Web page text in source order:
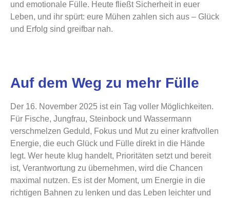
und emotionale Fülle. Heute fließt Sicherheit in euer
Leben, und ihr spürt: eure Mühen zahlen sich aus – Glück
und Erfolg sind greifbar nah.
Auf dem Weg zu mehr Fülle
Der 16. November 2025 ist ein Tag voller Möglichkeiten.
Für Fische, Jungfrau, Steinbock und Wassermann
verschmelzen Geduld, Fokus und Mut zu einer kraftvollen
Energie, die euch Glück und Fülle direkt in die Hände
legt. Wer heute klug handelt, Prioritäten setzt und bereit
ist, Verantwortung zu übernehmen, wird die Chancen
maximal nutzen. Es ist der Moment, um Energie in die
richtigen Bahnen zu lenken und das Leben leichter und